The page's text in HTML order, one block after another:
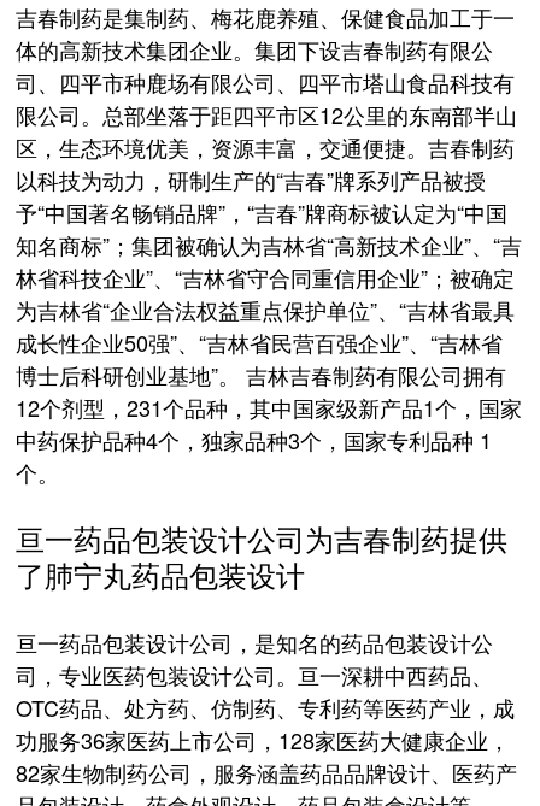
吉春制药是集制药、梅花鹿养殖、保健食品加工于一
体的高新技术集团企业。集团下设吉春制药有限公
司、四平市种鹿场有限公司、四平市塔山食品科技有
限公司。总部坐落于距四平市区12公里的东南部半山
区，生态环境优美，资源丰富，交通便捷。吉春制药
以科技为动力，研制生产的“吉春”牌系列产品被授
予“中国著名畅销品牌”，“吉春”牌商标被认定为“中国
知名商标”；集团被确认为吉林省“高新技术企业”、“吉
林省科技企业”、“吉林省守合同重信用企业”；被确定
为吉林省“企业合法权益重点保护单位”、“吉林省最具
成长性企业50强”、“吉林省民营百强企业”、“吉林省
博士后科研创业基地”。 吉林吉春制药有限公司拥有
12个剂型，231个品种，其中国家级新产品1个，国家
中药保护品种4个，独家品种3个，国家专利品种 1
个。
亘一药品包装设计公司为吉春制药提供
了肺宁丸药品包装设计
亘一药品包装设计公司，是知名的药品包装设计公
司，专业医药包装设计公司。亘一深耕中西药品、
OTC药品、处方药、仿制药、专利药等医药产业，成
功服务36家医药上市公司，128家医药大健康企业，
82家生物制药公司，服务涵盖药品品牌设计、医药产